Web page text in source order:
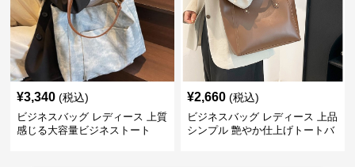
¥3,340 (税込)
ビジネスバッグ レディース 上質
感じる大容量ビジネストート
¥2,660 (税込)
ビジネスバッグ レディース 上品
シンプル 艶やか仕上げトートバ